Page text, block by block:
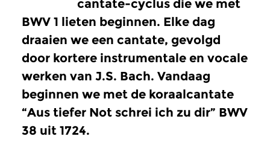
cantate-cyclus die we met
BWV 1 lieten beginnen. Elke dag
draaien we een cantate, gevolgd
door kortere instrumentale en vocale
werken van J.S. Bach. Vandaag
beginnen we met de koraalcantate
“Aus tiefer Not schrei ich zu dir” BWV
38 uit 1724.